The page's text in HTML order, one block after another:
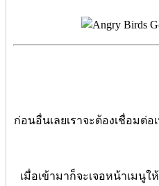
ก่อนอื่นเลยเราจะต้องเชื่อมต่
เมื่อเข้ามาก็จะเจอหน้าเมนู